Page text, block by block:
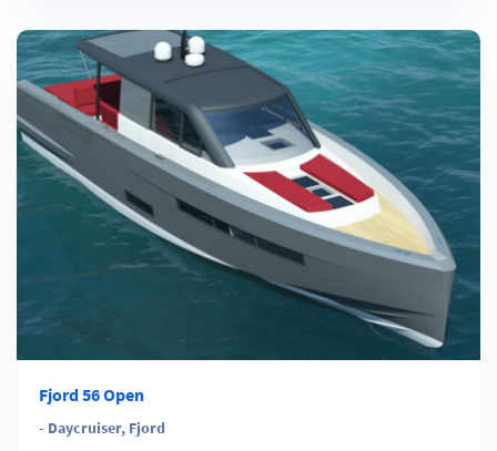
Fjord 56 Open
- Daycruiser, Fjord